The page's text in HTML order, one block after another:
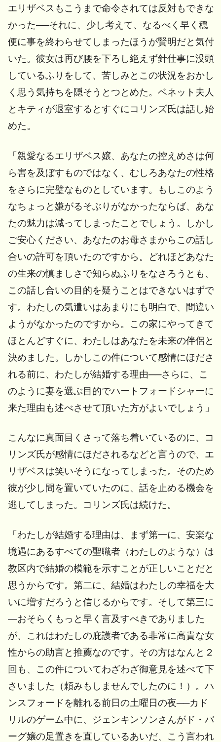
エリザベスもこうまで命令されては反対もできな
かった──それに、少し考えて、なるべく早く穏
便に事を終わらせてしまったほうが賢明だと気付
いた。彼女は再び腰を下ろし絶えず針仕事に没頭
しているふりをして、苦しみとこの状況をおかし
く思う気持ちを隠そうとつとめた。ベネット夫人
とキティが退室するとすぐにコリンズ氏は話し始
めた。
「親愛なるエリザベス嬢、あなたの控えめさは何
ら害を及ぼすものではなく、むしろあなたの性格
をさらに完璧なものとしています。もしこのよう
なちょっと嫌がるそぶりがなかったならば、あな
たの魅力は減ってしまったことでしょう。しかし
ご安心ください、あなたのお母さまからこの話し
合いの許可を頂いたのですから。どれほどあなた
の生来の慎ましさで知らぬふりをなさろうとも、
この話し合いの目的を疑うことはできないはずで
す。わたしの気遣いはあまりにも明白で、間違い
ようがなかったのですから。この家にやってきて
ほとんどすぐに、わたしはあなたを未来の伴侶と
決めました。しかしこの件について感情にほださ
れる前に、わたしが結婚する理由──さらに、こ
のように妻を選ぶ目的でハートフォードシャーに
来た理由も述べさせて頂いた方がよいでしょう」
こんなに真面目くさって落ち着いているのに、コ
リンズ氏が感情にほだされるなどと言うので、エ
リザベスは笑いそうになってしまった。そのため
彼が少し間を置いていたのに、話を止める機会を
逃してしまった。コリンズ氏は続けた。
「わたしが結婚する理由は、まず第一に、安楽な
境遇にあるすべての聖職者（わたしのような）は
教区内で結婚の模範を示すことが正しいことだと
思うからです。第二に、結婚はわたしの幸福を大
いに増すだろうと信じるからです。そして第三に
―おそらくもっと早く言及すべきでありました
が、これはわたしの庇護者である非常に高貴な女
性からの助言と推薦なのです。その方はなんと２
回も、この件についてわざわざ御意見を述べて下
さいました（頼みもしませんでしたのに！）。ハ
ンスフォードを離れる前日の土曜日の夜──カド
リルのゲーム中に、ジェンキンソンさんがド・バ
ーグ嬢の足置きを直しているあいだ、こう言われ